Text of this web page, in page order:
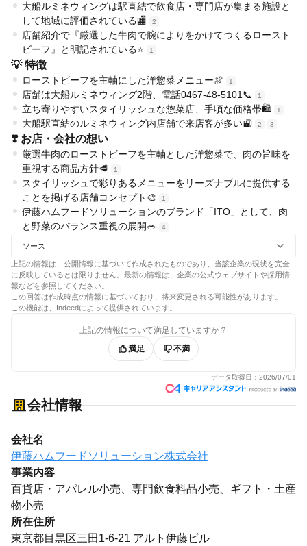
大船ルミネウィングは駅直結で飲食店・専門店が集まる施設と
して地域に評価されている🏬
2
店舗紹介で『厳選した牛肉で腕によりをかけてつくるロースト
ビーフ』と明記されている⭐
1
💡 特徴
ローストビーフを主軸にした洋惣菜メニュー🍖 1
店舗は大船ルミネウィング2階、電話0467-48-5101📞 1
立ち寄りやすいスタイリッシュな惣菜店、手頃な価格帯🛍️ 1
大船駅直結のルミネウィング内店舗で来店客が多い🚉 2 3
❣️ お店・会社の想い
厳選牛肉のローストビーフを主軸とした洋惣菜で、肉の旨味を
重視する商品方針🥩
1
スタイリッシュで彩りあるメニューをリーズナブルに提供する
ことを掲げる店舗コンセプト🎨
1
伊藤ハムフードソリューションのブランド「ITO」として、肉
と野菜のバランス重視の展開🥗
4
ソース
上記の情報は、公開情報に基づいて作成されたものであり、当該企業の現状を完全
に反映しているとは限りません。最新の情報は、企業の公式ウェブサイトや採用情
報などを参照してください。
この回答は作成時点の情報に基づいており、将来変更される可能性があります。
この機能は、Indeedによって提供されています。
上記の情報について満足していますか？
満足
不満
データ取得日： 2026/07/01
会社情報
会社名
伊藤ハムフードソリューション株式会社
事業内容
百貨店・アパレル小売、専門飲食料品小売、ギフト・土産
物小売
所在住所
東京都目黒区三田1-6-21 アルト伊藤ビル